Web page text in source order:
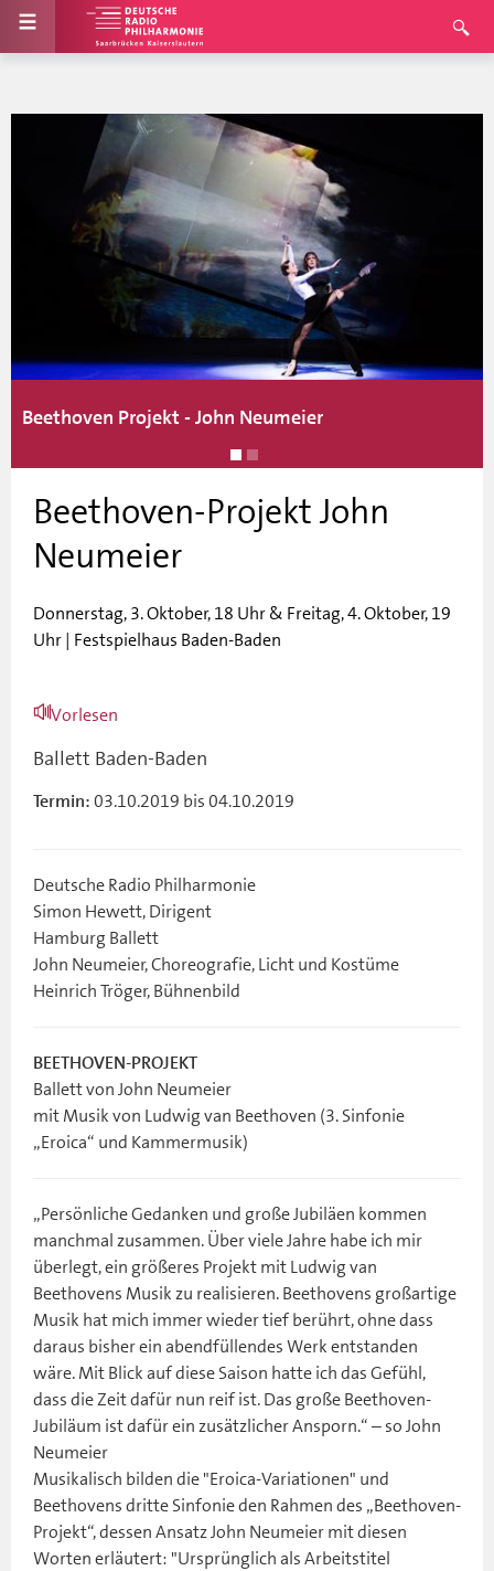
Beethoven Projekt - John Neumeier
Beethoven-Projekt John
Neumeier
Donnerstag, 3. Oktober, 18 Uhr & Freitag, 4. Oktober, 19
Uhr | Festspielhaus Baden-Baden
Vorlesen
Ballett Baden-Baden
Termin: 03.10.2019 bis 04.10.2019
Deutsche Radio Philharmonie
Simon Hewett, Dirigent
Hamburg Ballett
John Neumeier, Choreografie, Licht und Kostüme
Heinrich Tröger, Bühnenbild
BEETHOVEN-PROJEKT
Ballett von John Neumeier
mit Musik von Ludwig van Beethoven (3. Sinfonie
„Eroica“ und Kammermusik)
„Persönliche Gedanken und große Jubiläen kommen
manchmal zusammen. Über viele Jahre habe ich mir
überlegt, ein größeres Projekt mit Ludwig van
Beethovens Musik zu realisieren. Beethovens großartige
Musik hat mich immer wieder tief berührt, ohne dass
daraus bisher ein abendfüllendes Werk entstanden
wäre. Mit Blick auf diese Saison hatte ich das Gefühl,
dass die Zeit dafür nun reif ist. Das große Beethoven-
Jubiläum ist dafür ein zusätzlicher Ansporn.“ – so John
Neumeier
Musikalisch bilden die "Eroica-Variationen" und
Beethovens dritte Sinfonie den Rahmen des „Beethoven-
Projekt“, dessen Ansatz John Neumeier mit diesen
Worten erläutert: "Ursprünglich als Arbeitstitel